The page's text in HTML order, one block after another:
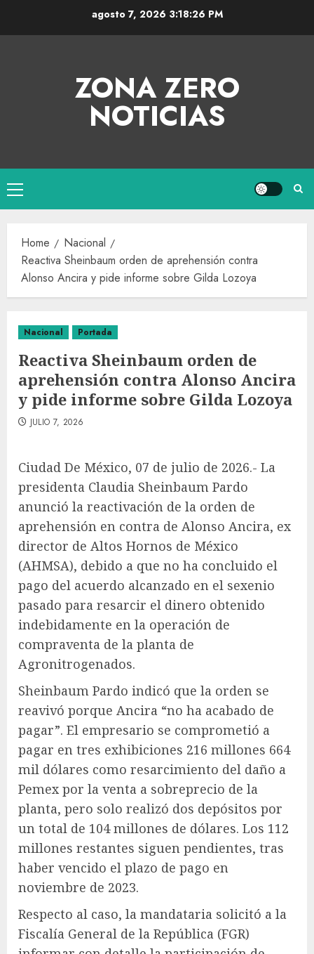
agosto 7, 2026 3:18:27 PM
ZONA ZERO
NOTICIAS
Home
Nacional
Reactiva Sheinbaum orden de aprehensión contra
Alonso Ancira y pide informe sobre Gilda Lozoya
Nacional Portada
Reactiva Sheinbaum orden de
aprehensión contra Alonso Ancira
y pide informe sobre Gilda Lozoya
JULIO 7, 2026
Ciudad De México, 07 de julio de 2026.- La
presidenta Claudia Sheinbaum Pardo
anunció la reactivación de la orden de
aprehensión en contra de Alonso Ancira, ex
director de Altos Hornos de México
(AHMSA), debido a que no ha concluido el
pago del acuerdo alcanzado en el sexenio
pasado para resarcir el dinero obtenido
indebidamente en la operación de
compraventa de la planta de
Agronitrogenados.
Sheinbaum Pardo indicó que la orden se
reavivó porque Ancira “no ha acabado de
pagar”. El empresario se comprometió a
pagar en tres exhibiciones 216 millones 664
mil dólares como resarcimiento del daño a
Pemex por la venta a sobreprecio de la
planta, pero solo realizó dos depósitos por
un total de 104 millones de dólares. Los 112
millones restantes siguen pendientes, tras
haber vencido el plazo de pago en
noviembre de 2023.
Respecto al caso, la mandataria solicitó a la
Fiscalía General de la República (FGR)